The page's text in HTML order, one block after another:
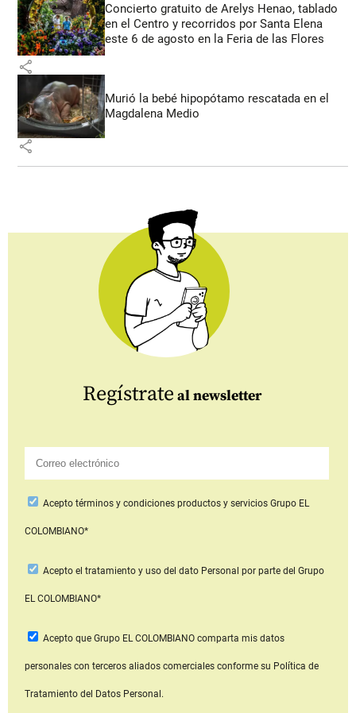
Concierto gratuito de Arelys Henao, tablado
en el Centro y recorridos por Santa Elena
este 6 de agosto en la Feria de las Flores
share
Murió la bebé hipopótamo rescatada en el
Magdalena Medio
share
Regístrate al newsletter
Aceptotérminos y condiciones productos y serviciosGrupo EL
COLOMBIANO*
Acepto el tratamiento y uso del dato Personal por parte del Grupo
EL COLOMBIANO*
Acepto que Grupo EL COLOMBIANOcomparta mis datos
personales con terceros aliados comerciales conforme su Política de
Tratamiento del Datos Personal.